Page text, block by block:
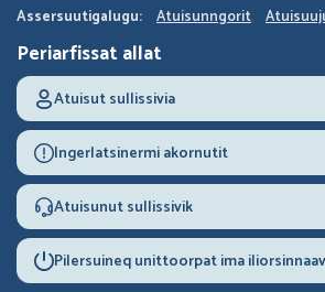
Assersuutigalugu: Atuisunngorit
Periarfissat allat
Atuisut sullissivia
Ingerlatsinermi akornutit
Atuisunut sullissivik
Pilersuineq unittoorpat ima